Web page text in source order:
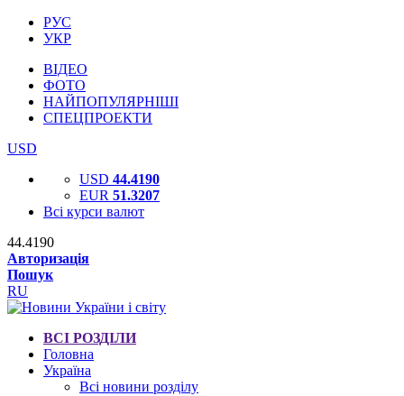
РУС
УКР
ВІДЕО
ФОТО
НАЙПОПУЛЯРНІШІ
СПЕЦПРОЕКТИ
USD
USD 44.4190
EUR 51.3207
Всі курси валют
44.4190
Авторизація
Пошук
RU
ВСІ РОЗДІЛИ
Головна
Україна
Всі новини розділу